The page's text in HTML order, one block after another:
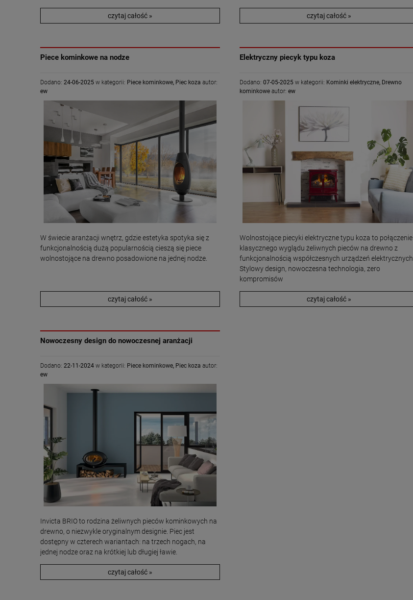
czytaj całość » czytaj całość »
Piece kominkowe na nodze
Dodano: 24-06-2025 w kategorii: Piece kominkowe, Piec koza autor:
ew
W świecie aranżacji wnętrz, gdzie estetyka spotyka się z
funkcjonalnością dużą popularnością cieszą się piece
wolnostojące na drewno posadowione na jednej nodze.
czytaj całość »
Elektryczny piecyk typu koza
Dodano: 07-05-2025w kategorii: Kominki elektryczne, Drewno
kominkoweautor: ew
Wolnostojące piecyki elektryczne typu koza to połączenie
klasycznego wyglądu żeliwnych pieców na drewno z
funkcjonalnością współczesnych urządzeń elektrycznych.
Stylowy design, nowoczesna technologia, zero
kompromisów
czytaj całość »
Nowoczesny design do nowoczesnej aranżacji
Dodano: 22-11-2024 w kategorii: Piece kominkowe, Piec koza autor:
ew
Invicta BRIO to rodzina żeliwnych pieców kominkowych na
drewno, o niezwykle oryginalnym designie. Piec jest
dostępny w czterech wariantach: na trzech nogach, na
jednej nodze oraz na krótkiej lub długiej ławie.
czytaj całość »